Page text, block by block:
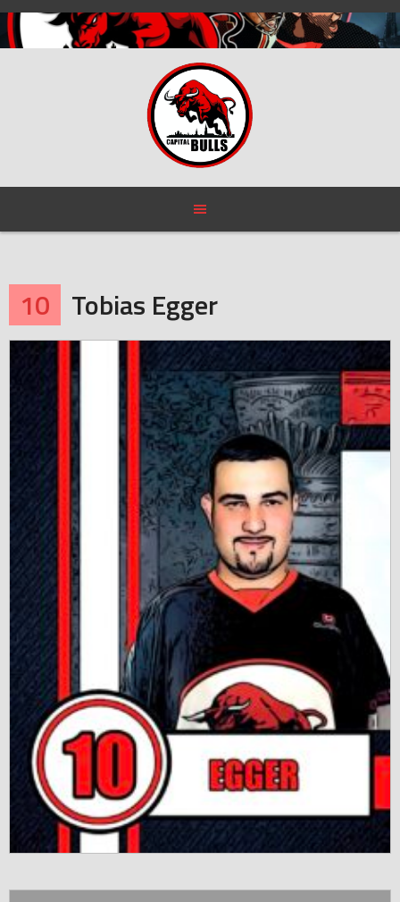
Skip
to
content
10 Tobias Egger